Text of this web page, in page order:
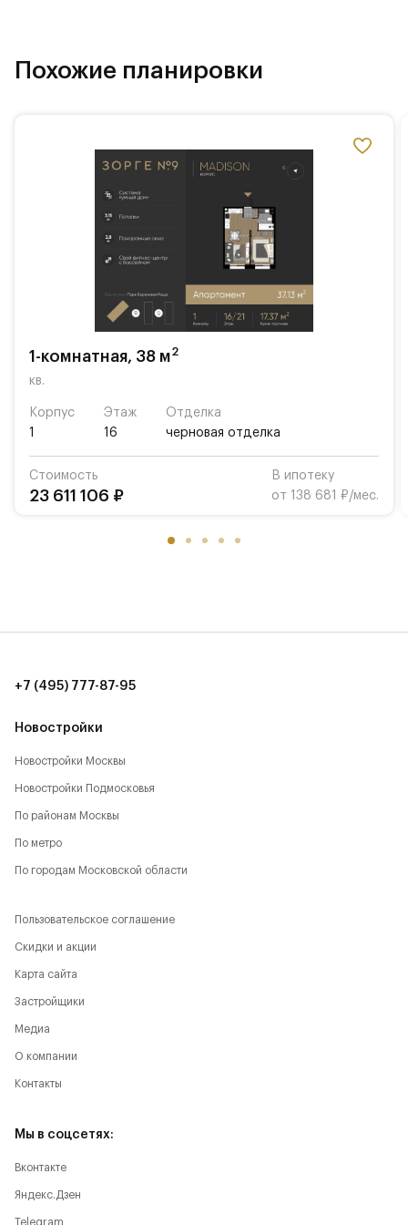
Похожие планировки
1-комнатная, 38 м2
кв.
Корпус
1
Этаж
16
Отделка
черновая отделка
Стоимость
23 611 106 ₽
В ипотеку
от 138 681 ₽/мес.
Новостройки
Новостройки Москвы
Новостройки Подмосковья
По районам Москвы
По метро
По городам Московской области
+7 (495) 777-87-95
Пользовательское соглашение
Скидки и акции
Карта сайта
Застройщики
Медиа
О компании
Контакты
Мы в соцсетях:
Вконтакте
Яндекс.Дзен
Telegram